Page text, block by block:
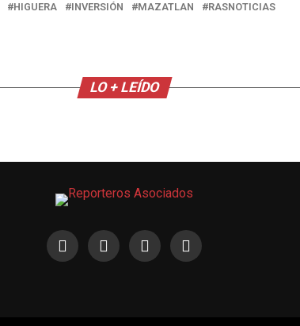
HIGUERA INVERSIÓN MAZATLAN
RASNOTICIAS
LO + LEÍDO